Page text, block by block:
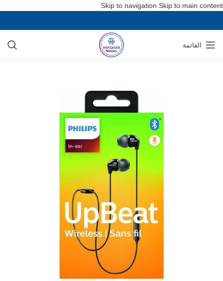
Skip to navigation Skip to main content
القائمة